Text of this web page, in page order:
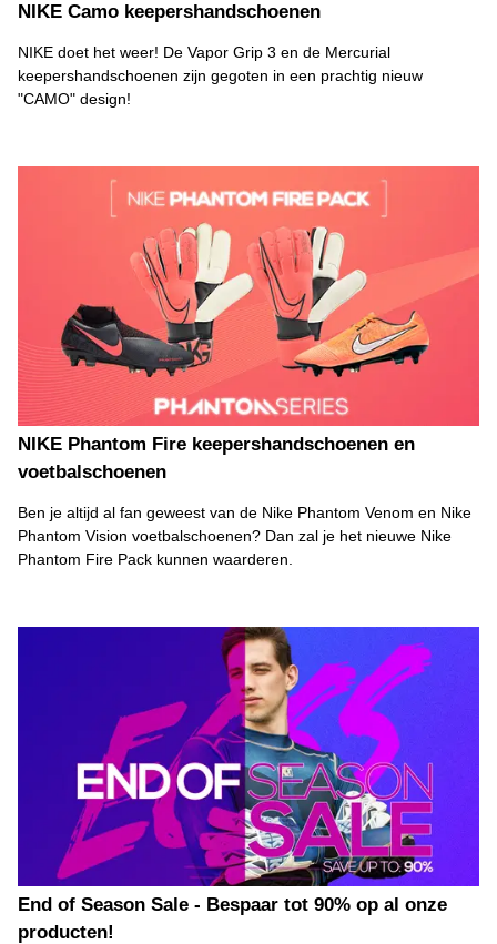
NIKE Camo keepershandschoenen
NIKE doet het weer! De Vapor Grip 3 en de Mercurial
keepershandschoenen zijn gegoten in een prachtig nieuw
"CAMO" design!
NIKE Phantom Fire keepershandschoenen en
voetbalschoenen
Ben je altijd al fan geweest van de Nike Phantom Venom en Nike
Phantom Vision voetbalschoenen? Dan zal je het nieuwe Nike
Phantom Fire Pack kunnen waarderen.
End of Season Sale - Bespaar tot 90% op al onze
producten!